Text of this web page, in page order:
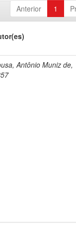
Anterior 1
Antônio Muniz de,